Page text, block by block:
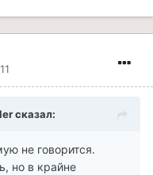
сказал:
не говорится.
но в крайне